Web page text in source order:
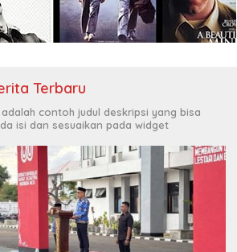
Terbaru
adalah contoh judul deskripsi yang bisa
isi dan sesuaikan pada widget